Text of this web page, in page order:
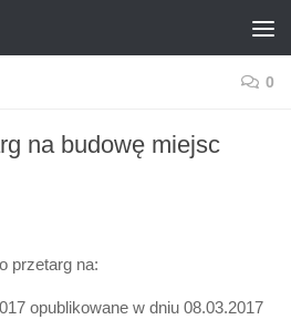
0
na budowę miejsc
przetarg na:
opublikowane w dniu 08.03.2017